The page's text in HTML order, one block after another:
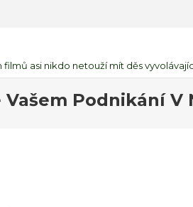
asi nikdo netouží mít děs
Vašem Podnikání